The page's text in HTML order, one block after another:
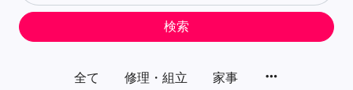
全て 修理・組立 家事 more_horiz
検索